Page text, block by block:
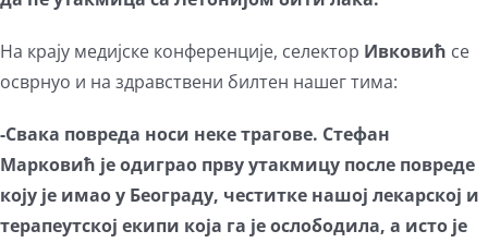
На крају медијске конференције, селектор Ивковић се
осврнуо и на здравствени билтен нашег тима:
-Свака повреда носи неке трагове. Стефан
Марковић је одиграо прву утакмицу после повреде
коју је имао у Београду, честитке нашој лекарској и
терапеутској екипи која га је ослободила, а исто је